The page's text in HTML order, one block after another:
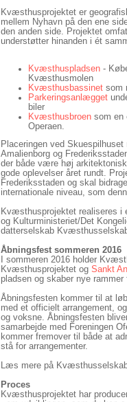
Kvæsthusprojektet er
mellem Nyhavn på den ene
den anden side. Projektet
understøtter hinanden i ét
Kvæsthuspladsen -
Kvæsthusmolen
Kvæsthusbassinet som
Parkeringsanlægget
biler
Kvæsthusbroen som en
Operaen.
Placeringen ved
Amalienborg og
der både være høj
gode oplevelser året rundt.
Frederiksstaden og skal
internationale niveau, som
Kvæsthusprojektet realiseres i
og Kulturministeriet/Det
datterselskab
Åbningsfest sommeren 2016
I sommeren 2016 holder
Kvæsthusprojektet og Sankt
pladsen og skaber nye
Åbningsfesten kommer til at
med et officielt arrangement,
og voksne. Åbningsfesten
samarbejde med Foreningen
kommer fremover til både at
stå for arrangementer.
Læs mere på
Proces
Kvæsthusprojektet har